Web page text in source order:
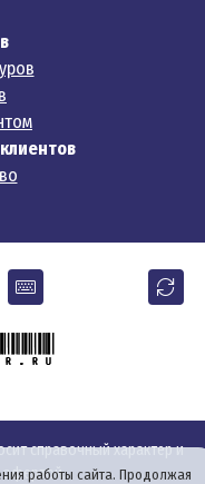
справочный характер и
офертой.
работы сайта. Продолжая